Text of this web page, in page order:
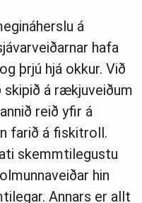
á
hafa
þrjú hjá okkur. Við
skipið á rækjuveiðum
reið yfir á
farið á fiskitroll.
skemmtilegustu
hin
Annars er allt